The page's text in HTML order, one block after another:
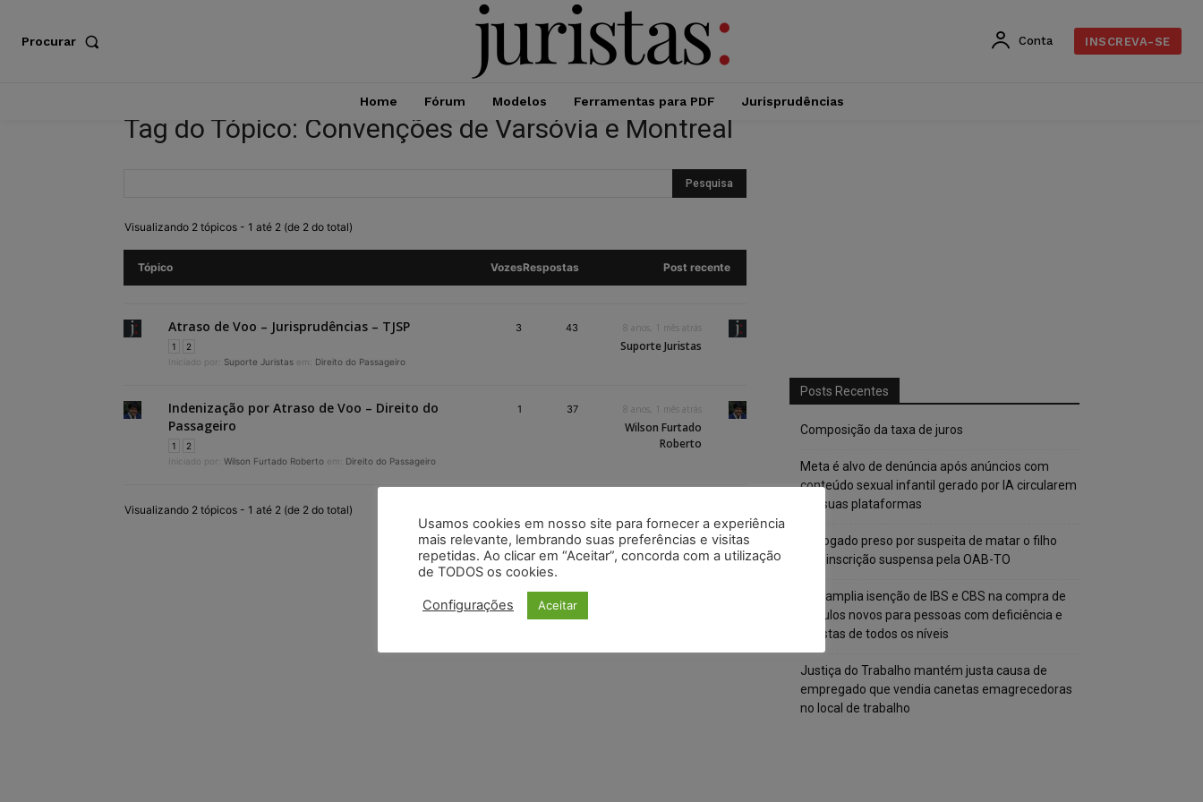
Procurar Conta INSCREVA-SE
Home Fórum Modelos Ferramentas para PDF Jurisprudências
Tag do Tópico: Convenções de Varsóvia e Montreal
Visualizando 2 tópicos - 1 até 2 (de 2 do total)
Tópico VozesRespostas Post recente
Atraso de Voo – Jurisprudências – TJSP
1
2
Iniciado por: Suporte Juristas em: Direito do Passageiro
3 43 8 anos, 1 mês atrás
Suporte Juristas
Indenização por Atraso de Voo – Direito do
Passageiro
1
2
Iniciado por: Wilson Furtado Roberto em: Direito do Passageiro
1 37 8 anos, 1 mês atrás
Wilson Furtado
Roberto
Visualizando 2 tópicos - 1 até 2 (de 2 do total)
Posts Recentes
Composição da taxa de juros
Meta é alvo de denúncia após anúncios com
conteúdo sexual infantil gerado por IA circularem
em suas plataformas
Advogado preso por suspeita de matar o filho
tem inscrição suspensa pela OAB-TO
STF amplia isenção de IBS e CBS na compra de
veículos novos para pessoas com deficiência e
autistas de todos os níveis
Justiça do Trabalho mantém justa causa de
empregado que vendia canetas emagrecedoras
no local de trabalho
Usamos cookies em nosso site para fornecer a experiência
mais relevante, lembrando suas preferências e visitas
repetidas. Ao clicar em “Aceitar”, concorda com a utilização
de TODOS os cookies.
Configurações Aceitar